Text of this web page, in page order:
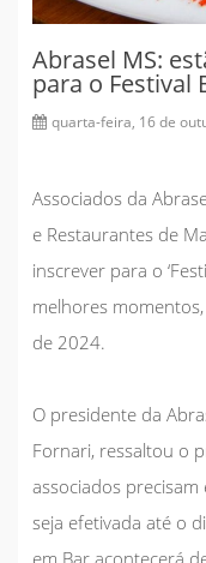
Abrasel MS:
para o Festival
quarta-feira, 16 de
Associados da
e Restaurantes de
inscrever para o
melhores
de 2024.
O presidente da
Fornari, ressaltou o
associados
seja efetivada até o
em Bar acontecerá